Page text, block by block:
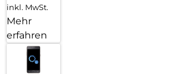
inkl. MwSt.
Mehr
erfahren